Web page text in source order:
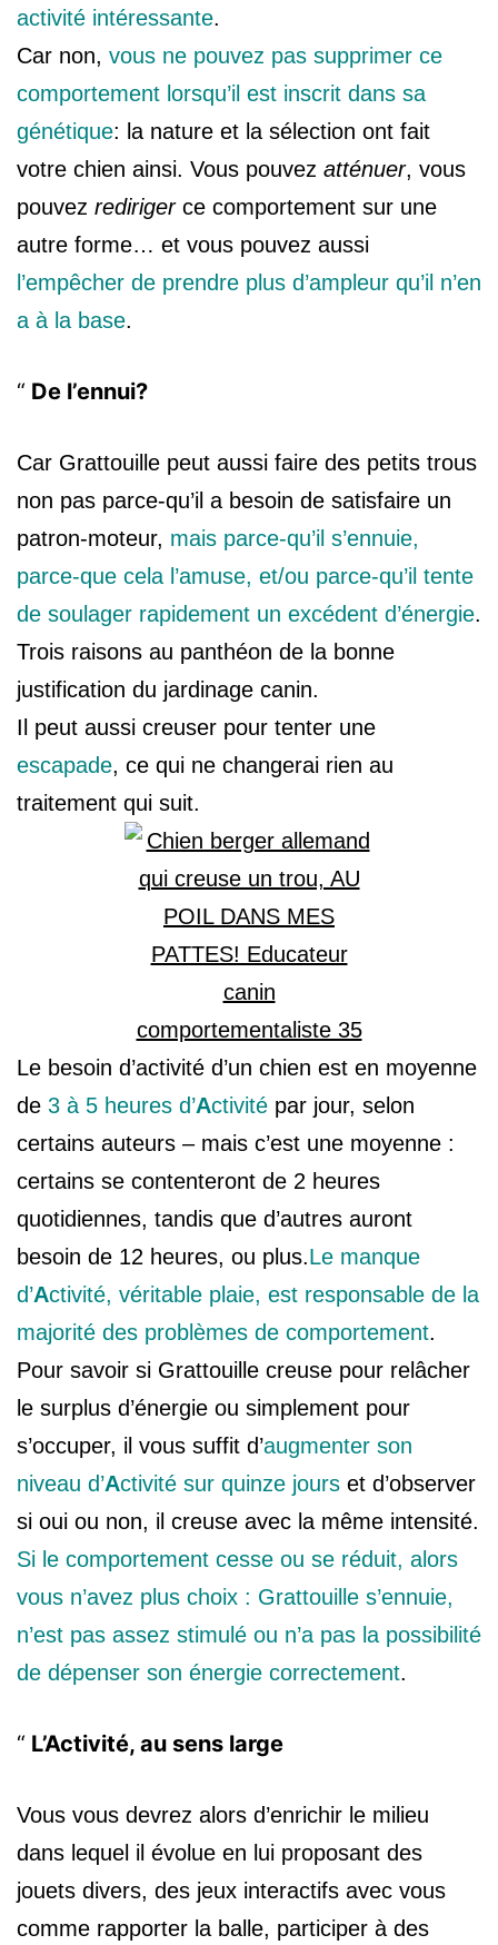
activité intéressante.
Car non, vous ne pouvez pas supprimer ce
comportement lorsqu’il est inscrit dans sa
génétique: la nature et la sélection ont fait
votre chien ainsi. Vous pouvez atténuer, vous
pouvez redirigerce comportement sur une
autre forme… et vous pouvez aussi
l’empêcher de prendre plus d’ampleur qu’il n’en
a à la base.
De l’ennui?
Car Grattouille peut aussi faire des petits trous
non pas parce-qu’il a besoin de satisfaire un
patron-moteur, mais parce-qu’il s’ennuie,
parce-que cela l’amuse, et/ou parce-qu’il tente
de soulager rapidement un excédent d’énergie.
Trois raisons au panthéon de la bonne
justification du jardinage canin.
Il peut aussi creuser pour tenter une
escapade, ce qui ne changerai rien au
traitement qui suit.
Le besoin d’activité d’un chien est en moyenne
de 3 à 5 heures d’Activité par jour, selon
certains auteurs – mais c’est une moyenne :
certains se contenteront de 2 heures
quotidiennes, tandis que d’autres auront
besoin de 12 heures, ou plus.Le manque
d’Activité, véritable plaie, est responsable de la
majorité des problèmes de comportement.
Pour savoir si Grattouille creuse pour relâcher
le surplus d’énergie ou simplement pour
s’occuper, il vous suffit d’augmenter son
niveau d’Activité sur quinze jours et d’observer
si oui ou non, il creuse avec la même intensité.
Si le comportement cesse ou se réduit, alors
vous n’avez plus choix : Grattouille s’ennuie,
n’est pas assez stimulé ou n’a pas la possibilité
de dépenser son énergie correctement.
L’Activité, au sens large
Vous vous devrez alors d’enrichir le milieu
dans lequel il évolue en lui proposant des
jouets divers, des jeux interactifs avec vous
comme rapporter la balle, participer à des